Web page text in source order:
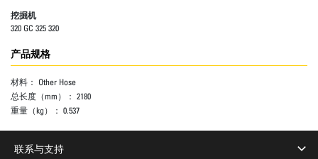
挖掘机
320 GC 325 320
产品规格
材料： Other Hose
总长度（mm）： 2180
重量（kg）： 0.537
联系与支持